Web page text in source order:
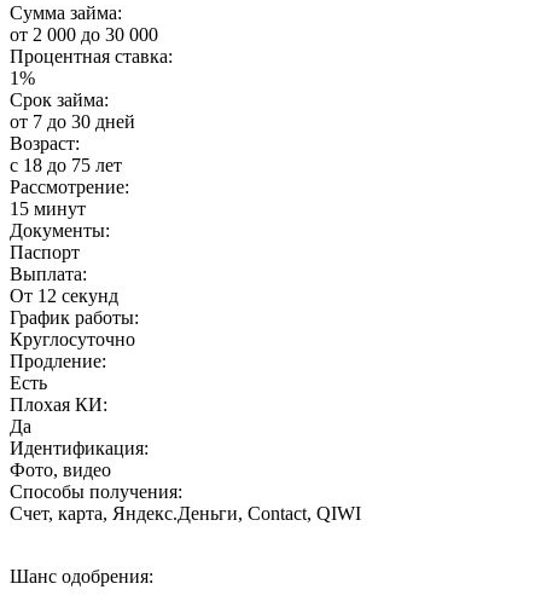
Сумма займа:
от 2 000 до 30 000
Процентная ставка:
1%
Срок займа:
от 7 до 30 дней
Возраст:
с 18 до 75 лет
Рассмотрение:
15 минут
Документы:
Паспорт
Выплата:
От 12 секунд
График работы:
Круглосуточно
Продление:
Есть
Плохая КИ:
Да
Идентификация:
Фото, видео
Способы получения:
Счет, карта, Яндекс.Деньги, Contact, QIWI
Шанс одобрения: